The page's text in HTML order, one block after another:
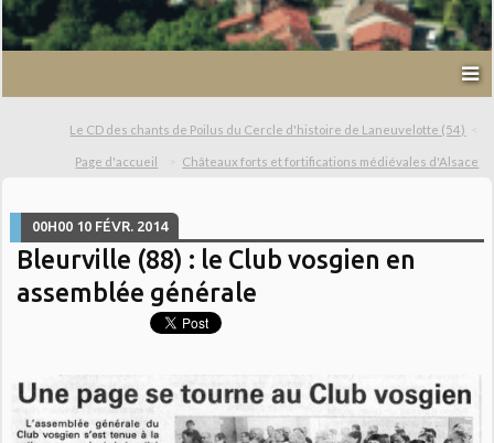
Le CD des chants de Poilus du Cercle d'histoire de Laneuvelotte (54)
Page d'accueil Châteaux forts et fortifications médiévales d'Alsace
00H00 10 FÉVR. 2014
Bleurville (88) : le Club vosgien en
assemblée générale